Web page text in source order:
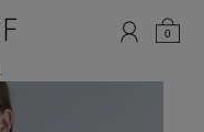
0